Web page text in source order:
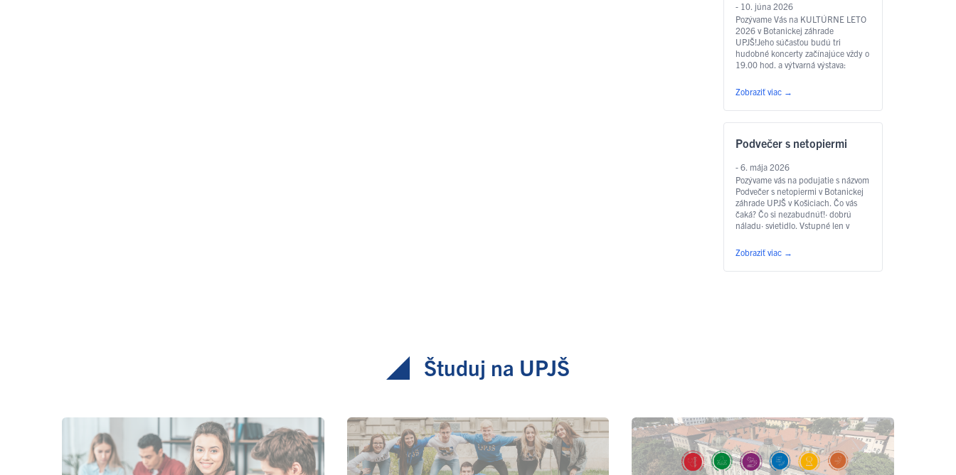
- 10. júna 2026
Pozývame Vás na KULTÚRNE LETO
2026 v Botanickej záhrade
UPJŠ!Jeho súčasťou budú tri
hudobné koncerty začínajúce vždy o
19.00 hod. a výtvarná výstava:
RevivalMEKY Žbirka revival je
hudobná pocta nezameniteľnému
hlasu a piesňam, ktoré formovali
generácie. S úctou k originálu kapela
tvorby Miroslava Žbirku – …Čítať
Zobraziť viac →
Podvečer s netopiermi
- 6. mája 2026
Pozývame vás na podujatie s názvom
Podvečer s netopiermi v Botanickej
záhrade UPJŠ v Košiciach. Čo vás
čaká? Čo si nezabudnúť!· dobrú
náladu· svietidlo. Vstupné len v
žiaci, seniori, ZŤP 3€ Tešíme sa na
Vás dňa 05.06.2026 od 18:00 do
21:00. Brány pre vás však otvárame
Zobraziť viac →
Študuj na UPJŠ